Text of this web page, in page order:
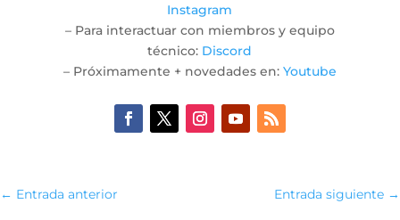
Instagram
– Para interactuar con miembros y equipo
técnico: Discord
– Próximamente + novedades en: Youtube
← Entrada anterior Entrada siguiente →